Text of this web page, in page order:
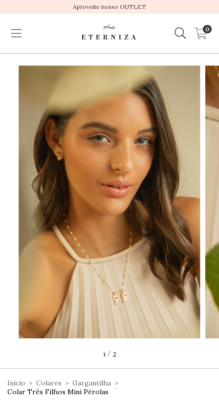
Aproveite nosso OUTLET
0
1/ 2
Início > Colares > Gargantilha >
Colar Três Filhos Mini Pérolas